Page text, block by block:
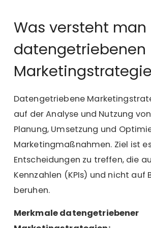
Was versteht
datengetriebenen
Datengetriebene
auf der Analyse und Nutzung
Planung, Umsetzung und
Marketingmaßnahmen. Ziel ist
Entscheidungen zu treffen, die
Kennzahlen (KPIs) und nicht auf
beruhen.
Merkmale datengetriebener